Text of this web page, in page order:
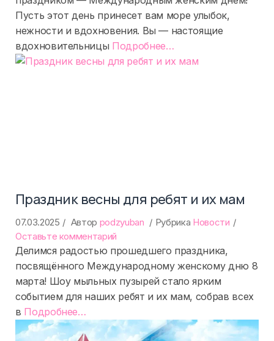
8
Марта
Пусть этот день принесет вам море улыбок,
нежности и вдохновения. Вы — настоящие
вдохновительницы Подробнее«%s»
…
Праздник весны для ребят и их мам
07.03.2025 Автор podzyuban Рубрика Новости
Оставьте комментарийon
Праздник
весны
для
ребят
их
мам
Делимся радостью прошедшего праздника,
посвящённого Международному женскому дню 8
марта! Шоу мыльных пузырей стало ярким
событием для наших ребят и их мам, собрав всех
в Подробнее«%s»
…